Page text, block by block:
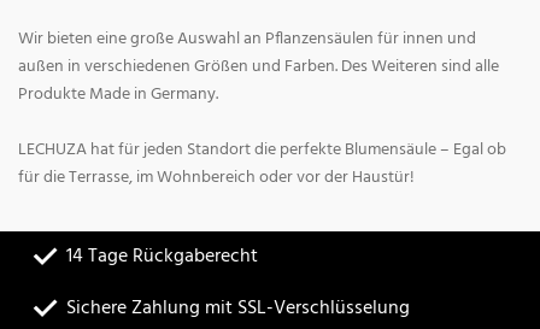
Wir bieten eine große Auswahl an Pflanzensäulen für innen und
außen in verschiedenen Größen und Farben. Des Weiteren sind alle
Produkte Made in Germany.
LECHUZA hat für jeden Standort die perfekte Blumensäule – Egal ob
für die Terrasse, im Wohnbereich oder vor der Haustür!
14 Tage Rückgaberecht
Sichere Zahlung mit SSL-Verschlüsselung